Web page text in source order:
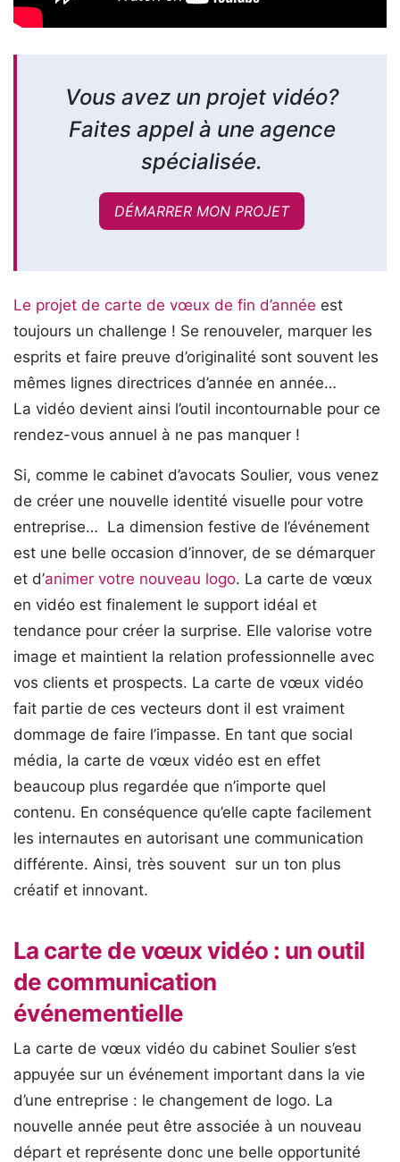
Vous avez un projet vidéo?
Faites appel à une agence
spécialisée.
DÉMARRER MON PROJET
Le projet de carte de vœux de fin d’année est
toujours un challenge ! Se renouveler, marquer les
esprits et faire preuve d’originalité sont souvent les
mêmes lignes directrices d’année en année…
La vidéo devient ainsi l’outil incontournable pour ce
rendez-vous annuel à ne pas manquer !
Si, comme le cabinet d’avocats Soulier, vous venez
de créer une nouvelle identité visuelle pour votre
entreprise… La dimension festive de l’événement
est une belle occasion d’innover, de se démarquer
et d’animer votre nouveau logo. La carte de vœux
en vidéo est finalement le support idéal et
tendance pour créer la surprise. Elle valorise votre
image et maintient la relation professionnelle avec
vos clients et prospects. La carte de vœux vidéo
fait partie de ces vecteurs dont il est vraiment
dommage de faire l’impasse. En tant que social
média, la carte de vœux vidéo est en effet
beaucoup plus regardée que n’importe quel
contenu. En conséquence qu’elle capte facilement
les internautes en autorisant une communication
différente. Ainsi, très souvent sur un ton plus
créatif et innovant.
La carte de vœux vidéo : un outil
de communication
événementielle
La carte de vœux vidéo du cabinet Soulier s’est
appuyée sur un événement important dans la vie
d’une entreprise : le changement de logo. La
nouvelle année peut être associée à un nouveau
départ et représente donc une belle opportunité